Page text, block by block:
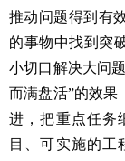
推动问题得到有
的事物中找到突
小切口解决大问
而满盘活”的效果
进，把重点任务
目、可实施的工